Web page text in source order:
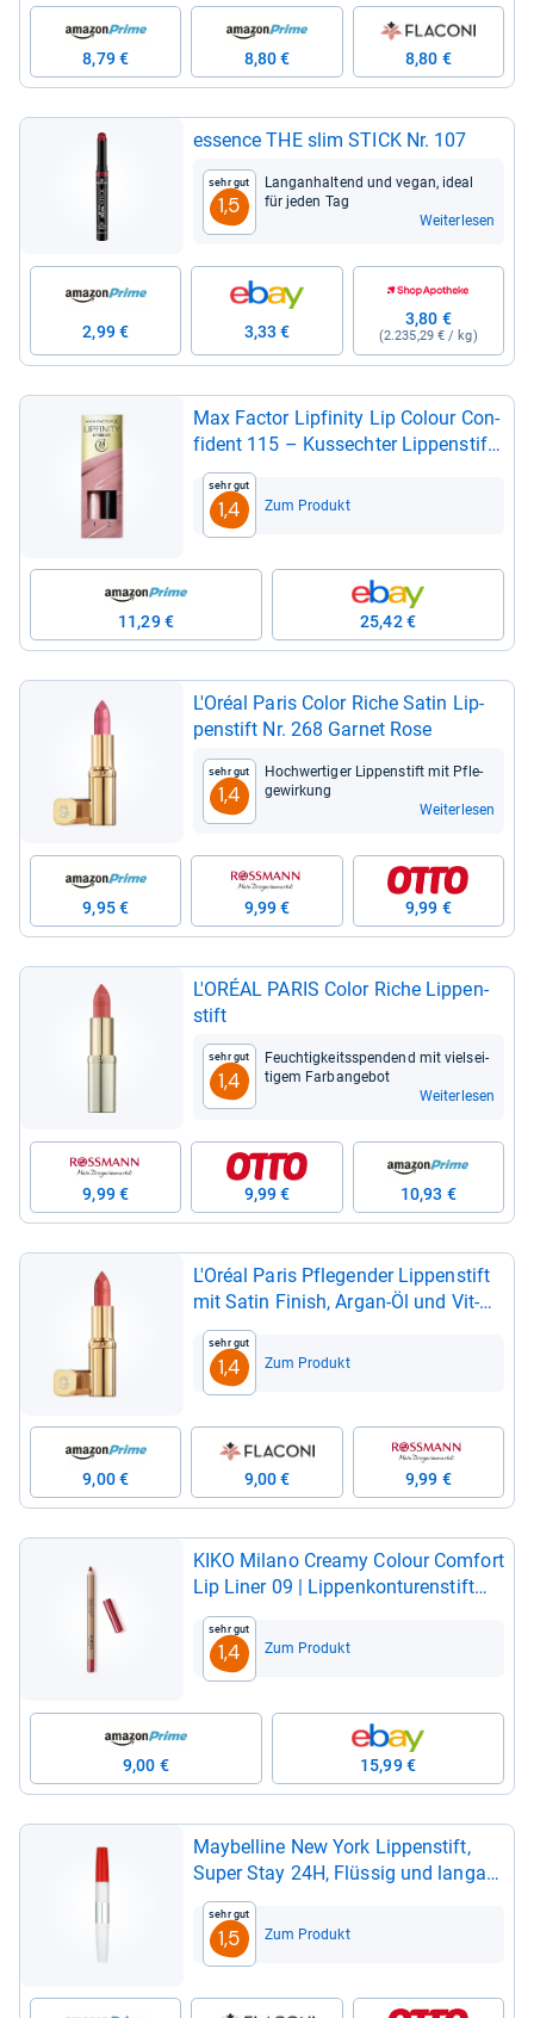
8,79 € 8,80 € 8,80 €
essence THE slim STICK Nr. 107
Sehr gut
1,5
Lan­gan­hal­tend und vegan, ideal
für jeden Tag
Weiterlesen
2,99 € 3,33 €
3,80 €
(2.235,29 € / kg)
Max Fac­tor Lip­fi­nity Lip Colour Con­
fi­dent 115 – Kuss­ech­ter Lip­pen­stift
mit 24h Halt ohne aus­zu­trock­nen,
mit inten­si­ver Farb­ab­gabe, prä­zi­sem
Appli­ka­tor & inten­siv pfle­gen­dem
Sehr gut
1,4 Zum Produkt
11,29 € 25,42 €
L'Oréal Paris Color Riche Satin Lip­
pen­stift Nr. 268 Gar­net Rose
Sehr gut
1,4
Hoch­wer­ti­ger Lip­pen­stift mit Pfle­
ge­wir­kung
Weiterlesen
9,95 € 9,99 € 9,99 €
L'ORÉAL PARIS Color Riche Lip­pen­
stift
Sehr gut
1,4
Feuch­tig­keitss­pen­dend mit viel­sei­
ti­gem Farb­an­ge­bot
Weiterlesen
9,99 € 9,99 € 10,93 €
L'Oréal Paris Pfle­gen­der Lip­pen­stift
mit Satin Finish, Argan-​Öl und Vit­
amin E, Color Riche Satin, Nr. 108
Cop­per Brown, 1 x 4,3 g
Sehr gut
1,4 Zum Produkt
9,00 € 9,00 € 9,99 €
KIKO Milano Cre­amy Colour Com­fort
Lip Liner 09 | Lip­pen­kon­tu­ren­stift
Mit Lan­gem Halt
Sehr gut
1,4 Zum Produkt
9,00 € 15,99 €
May­bel­line New York Lip­pen­stift,
Super Stay 24H, Flüs­sig und lan­gan­
hal­tend, Nr. 510 Red Pas­sion, 5g
Sehr gut
1,5 Zum Produkt